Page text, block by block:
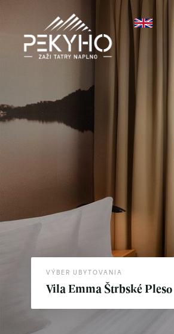
VÝBER UBYTOVANIA
Vila Emma Štrbské Pleso